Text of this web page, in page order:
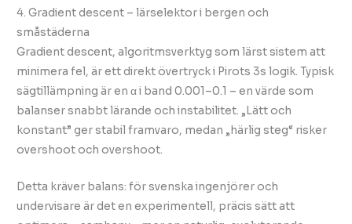
4. Gradient descent – lärselektor i bergen och
småstäderna
Gradient descent, algoritmsverktyg som lärst sistem att
minimera fel, är ett direkt övertryck i Pirots 3s logik. Typisk
sägtillämpning är en α i band 0.001–0.1 – en värde som
balanser snabbt lärande och instabilitet. „Lätt och
konstant” ger stabil framvaro, medan „härlig steg“ risker
overshoot och overshoot.
Detta kräver balans: för svenska ingenjörer och
undervisare är det en experimentell, präcis sätt att